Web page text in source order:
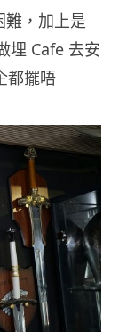
難，加上是
埋 Cafe 去安
都擺唔